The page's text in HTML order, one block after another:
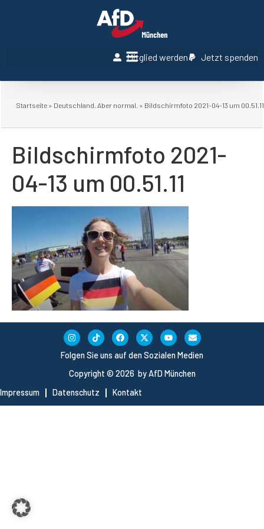
Mitglied werden Jetzt spenden
Startseite » Deutschland. Aber normal. » Bildschirmfoto 2021-04-13 um 00.51.11
Bildschirmfoto 2021-
04-13 um 00.51.11
Copyright © 2026 by AfD München
Impressum
Datenschutz Kontakt
Folgen Sie uns auf den Sozialen Medien